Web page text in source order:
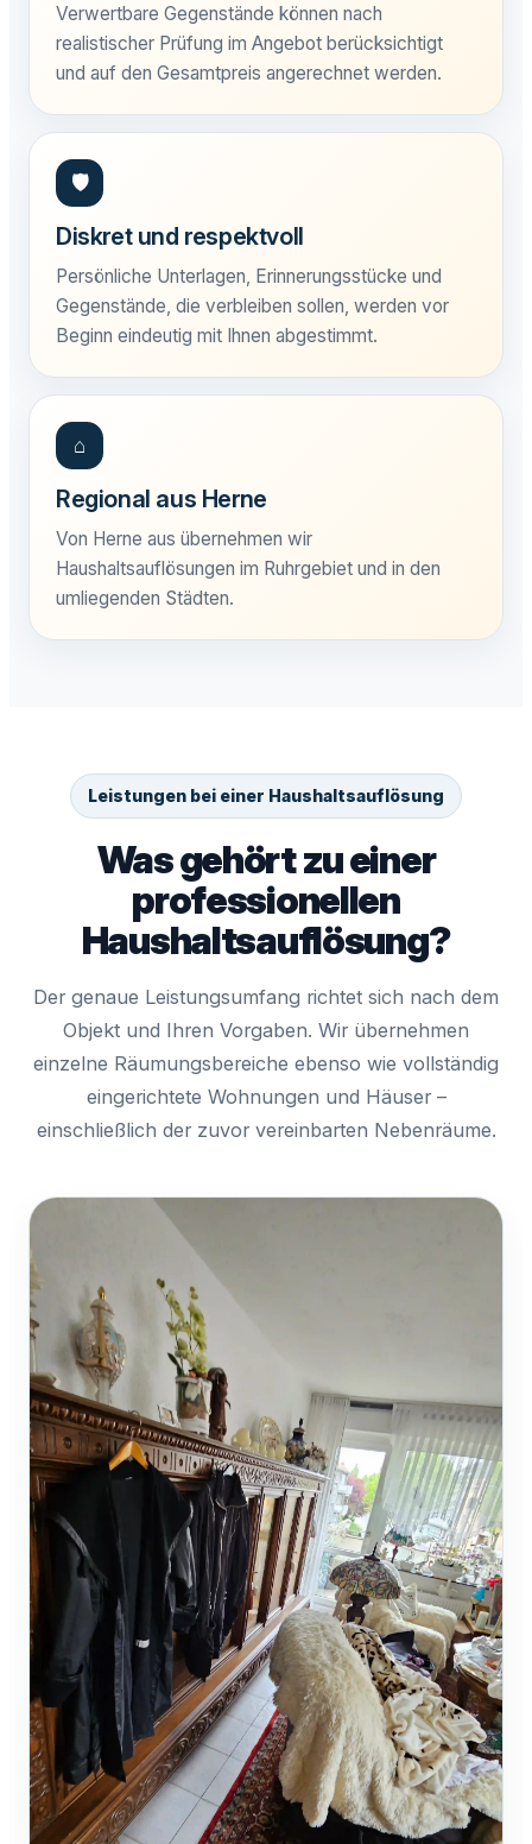
Verwertbare Gegenstände können nach
realistischer Prüfung im Angebot berücksichtigt
und auf den Gesamtpreis angerechnet werden.
🛡
Diskret und respektvoll
Persönliche Unterlagen, Erinnerungsstücke und
Gegenstände, die verbleiben sollen, werden vor
Beginn eindeutig mit Ihnen abgestimmt.
⌂
Regional aus Herne
Von Herne aus übernehmen wir
Haushaltsauflösungen im Ruhrgebiet und in den
umliegenden Städten.
Leistungen bei einer Haushaltsauflösung
Was gehört zu einer
professionellen
Haushaltsauflösung?
Der genaue Leistungsumfang richtet sich nach dem
Objekt und Ihren Vorgaben. Wir übernehmen
einzelne Räumungsbereiche ebenso wie vollständig
eingerichtete Wohnungen und Häuser –
einschließlich der zuvor vereinbarten Nebenräume.